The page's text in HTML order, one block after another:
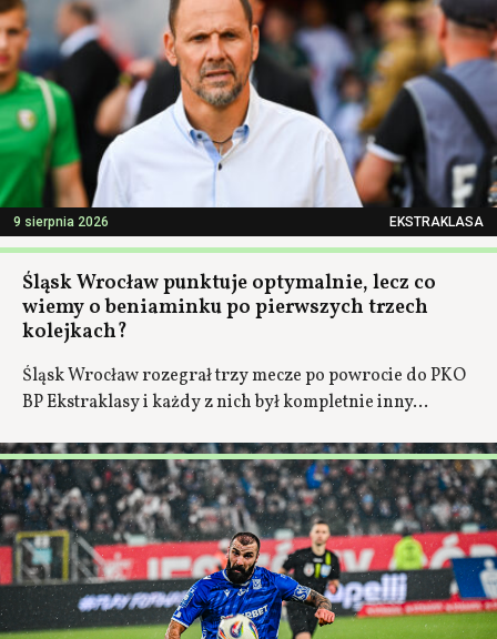
9 sierpnia 2026 EKSTRAKLASA
Śląsk Wrocław punktuje optymalnie, lecz co
wiemy o beniaminku po pierwszych trzech
kolejkach?
Śląsk Wrocław rozegrał trzy mecze po powrocie do PKO
BP Ekstraklasy i każdy z nich był kompletnie inny...